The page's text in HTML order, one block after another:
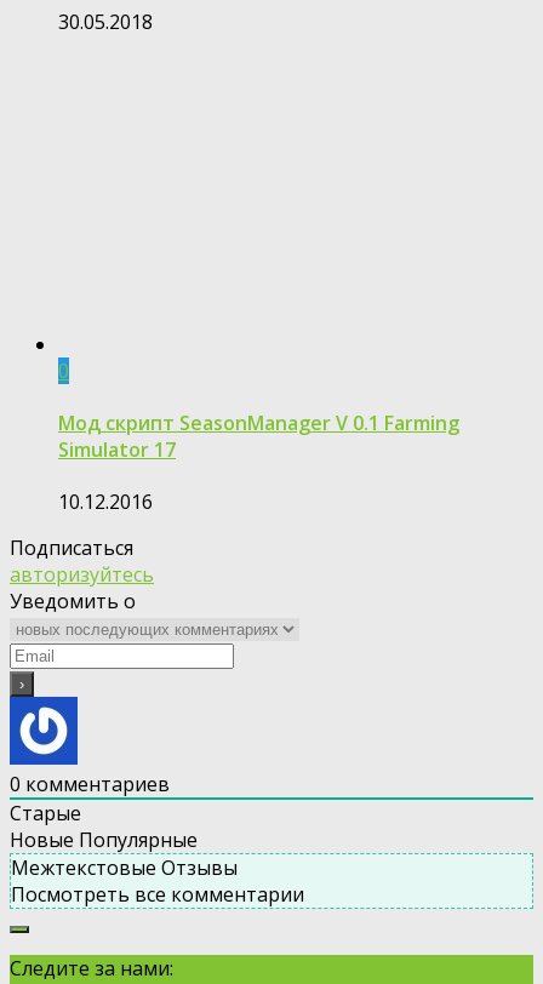
30.05.2018
0
Мод скрипт SeasonManager V 0.1 Farming
Simulator 17
10.12.2016
Подписаться
авторизуйтесь
Уведомить о
0 комментариев
Старые
Новые Популярные
Межтекстовые Отзывы
Посмотреть все комментарии
Следите за нами: